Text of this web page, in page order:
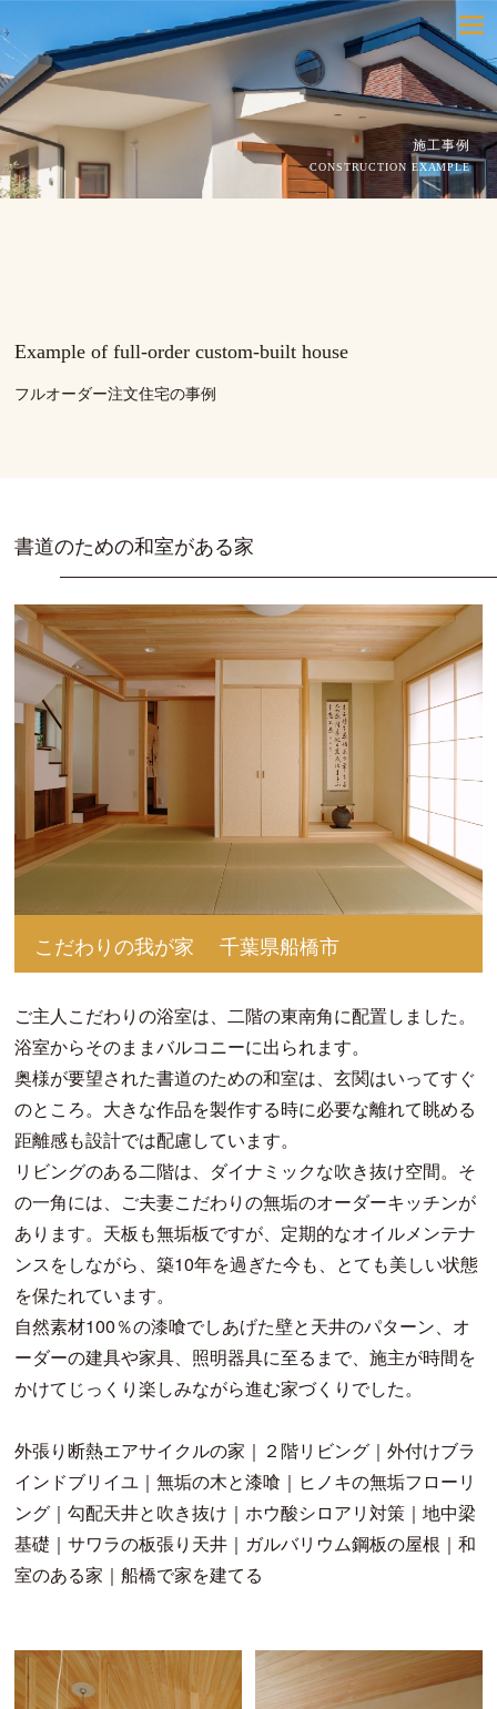
toggle
navigation
施工事例
CONSTRUCTION EXAMPLE
Example of full-order custom-built house
フルオーダー注文住宅の事例
書道のための和室がある家
ご主人こだわりの浴室は、二階の東南角に配置しました。
浴室からそのままバルコニーに出られます。
奥様が要望された書道のための和室は、玄関はいってすぐ
のところ。大きな作品を製作する時に必要な離れて眺める
距離感も設計では配慮しています。
リビングのある二階は、ダイナミックな吹き抜け空間。そ
の一角には、ご夫妻こだわりの無垢のオーダーキッチンが
あります。天板も無垢板ですが、定期的なオイルメンテナ
ンスをしながら、築10年を過ぎた今も、とても美しい状態
を保たれています。
自然素材100％の漆喰でしあげた壁と天井のパターン、オ
ーダーの建具や家具、照明器具に至るまで、施主が時間を
かけてじっくり楽しみながら進む家づくりでした。
外張り断熱エアサイクルの家｜２階リビング｜外付けブラ
インドブリイユ｜無垢の木と漆喰｜ヒノキの無垢フローリ
ング｜勾配天井と吹き抜け｜ホウ酸シロアリ対策｜地中梁
基礎｜サワラの板張り天井｜ガルバリウム鋼板の屋根｜和
室のある家｜船橋で家を建てる
こだわりの我が家 千葉県船橋市